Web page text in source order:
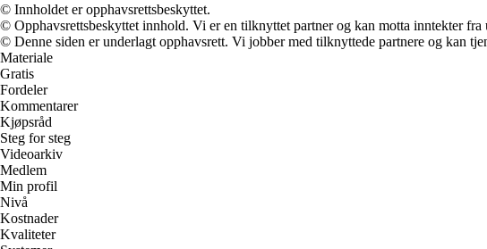
© Innholdet er opphavsrettsbeskyttet.
© Opphavsrettsbeskyttet innhold. Vi er en tilknyttet partner og kan motta inntekter
© Denne siden er underlagt opphavsrett. Vi jobber med tilknyttede partnere og kan
Materiale
Gratis
Fordeler
Kommentarer
Kjøpsråd
Steg for steg
Videoarkiv
Medlem
Min profil
Nivå
Kostnader
Kvaliteter